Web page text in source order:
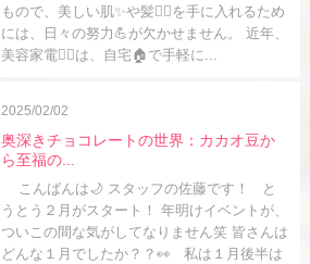
もので、美しい肌✨や髪💇‍♀️を手に入れるため
には、日々の努力💪が欠かせません。 近年、
美容家電🧖‍♀️は、自宅🏠で手軽に...
2025/02/02
奥深きチョコレートの世界：カカオ豆か
ら至福の...
こんばんは🌙 スタッフの佐藤です！ と
うとう２月がスタート！ 年明けイベントが、
ついこの間な気がしてなりません笑 皆さんは
どんな１月でしたか？？👀 私は１月後半は